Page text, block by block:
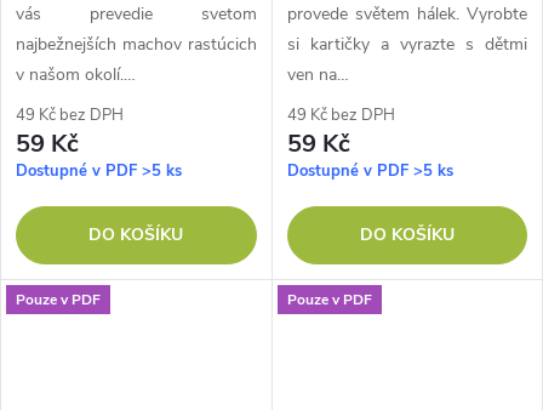
vás prevedie svetom
najbežnejších machov rastúcich
v našom okolí.…
49 Kč bez DPH
59 Kč
Dostupné v PDF >5 ks
DO KOŠÍKU
provede světem hálek. Vyrobte
si kartičky a vyrazte s dětmi
ven na…
49 Kč bez DPH
59 Kč
Dostupné v PDF >5 ks
DO KOŠÍKU
Pouze v PDF Pouze v PDF